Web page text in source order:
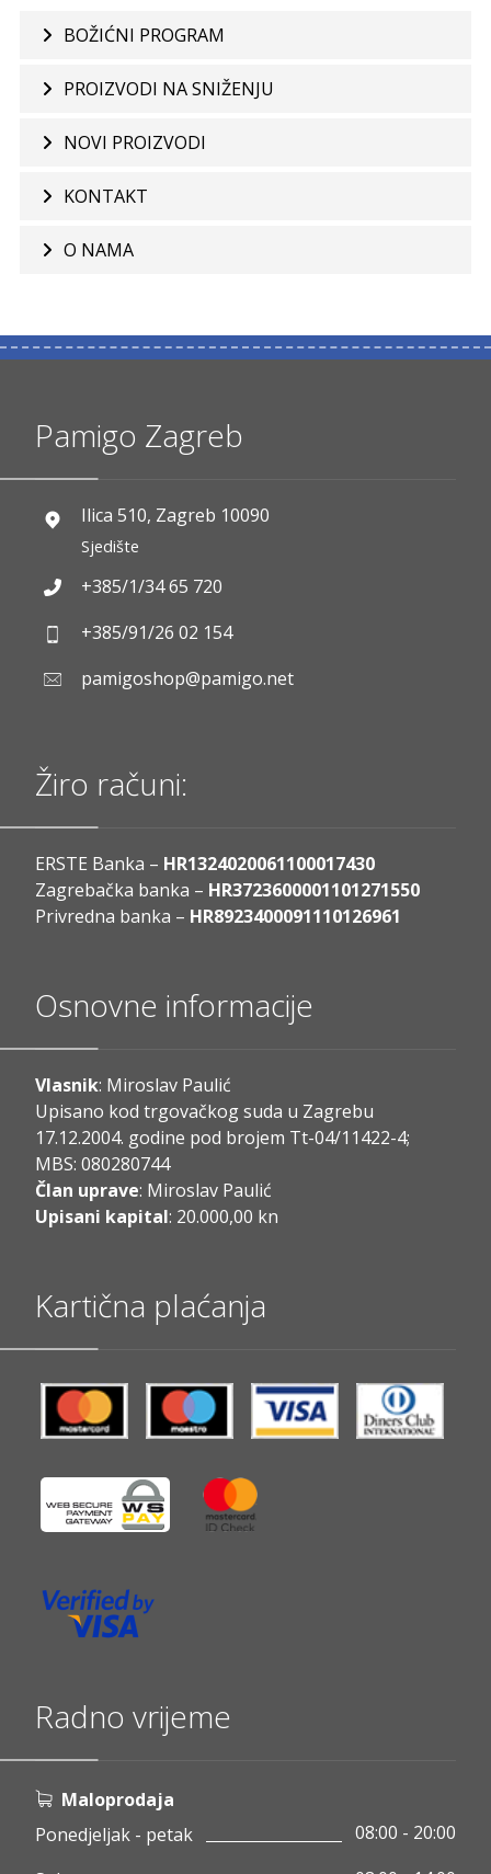
BOŽIĆNI PROGRAM
PROIZVODI NA SNIŽENJU
NOVI PROIZVODI
KONTAKT
O NAMA
Pamigo Zagreb
Ilica 510, Zagreb 10090
Sjedište
+385/1/34 65 720
+385/91/26 02 154
pamigoshop@pamigo.net
Žiro računi:
ERSTE Banka – HR1324020061100017430
Zagrebačka banka – HR3723600001101271550
Privredna banka – HR8923400091110126961
Osnovne informacije
Vlasnik: Miroslav Paulić
Upisano kod trgovačkog suda u Zagrebu
17.12.2004. godine pod brojem Tt-04/11422-4;
MBS: 080280744
Član uprave: Miroslav Paulić
Upisani kapital: 20.000,00 kn
Kartična plaćanja
Radno vrijeme
Maloprodaja
Ponedjeljak - petak
08:00 - 20:00